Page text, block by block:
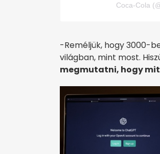
Coca-Cola
-Reméljük, hogy 3000-
világban, mint most.
megmutatni, hogy